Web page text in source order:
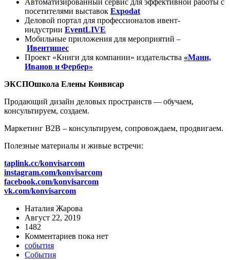
Автоматизированный сервис для эффективной работы с
посетителями выставок Expodat
Деловой портал для профессионалов ивент-
индустрии EventLIVE
Мобильные приложения для мероприятий –
Ивентишес
Проект «Книги для компании» издательства «Манн,
Иванов и Фербер»
ЭКСПОшкола Елены Конвисар
Продающий дизайн деловых пространств — обучаем,
консультируем, создаем.
Маркетинг B2B – консультируем, сопровождаем, продвигаем.
Полезные материалы и живые встречи:
taplink.cc/konvisarcom
instagram.com/konvisarcom
facebook.com/konvisarcom
vk.com/konvisarcom
Наталия Жарова
Август 22, 2019
1482
Комментариев пока нет
события
События